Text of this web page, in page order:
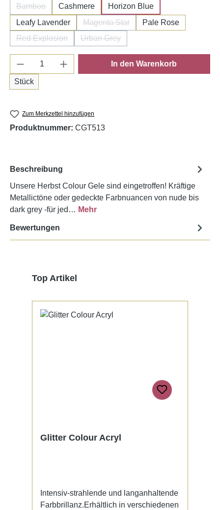
Bamboo
(Diese Option ist zurzeit nicht verfügbar.)
Cashmere
Horizon Blue
Leafy Lavender
Magenta Star
(Diese Option ist zurzeit nicht
Pale Rose
Red Explosion
(Diese Option ist zurzeit nicht verfügbar.)
Urban Grey
(Diese Option ist zurzeit nicht
Produkt Anzahl: Gib den gewünschten
Stück
In den Warenkorb
Zum Merkzettel hinzufügen
Produktnummer: CGT513
Beschreibung
Unsere Herbst Colour Gele sind eingetroffen! Kräftige
Metallictöne oder gedeckte Farbnuancen von nude bis
dark grey -für jed… Mehr
Bewertungen
Produktgalerie überspringen
Top Artikel
Glitter Colour Acryl
Intensiv-strahlende und langanhaltende
Farbbrillanz.Erhältlich in verschiedenen